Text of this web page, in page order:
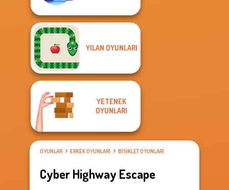
YILAN OYUNLARI
YETENEK
OYUNLARI
OYUNLAR ERKEK OYUNLARI BISIKLET OYUNLARI
Cyber Highway Escape